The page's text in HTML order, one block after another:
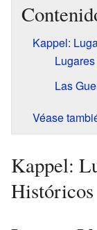
Kappel:
Las
Véase
Kappel:
Históricos